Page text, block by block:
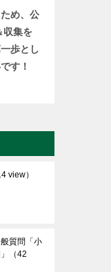
め、公
収集を
歩とし
す！
view）
質問「小
（42